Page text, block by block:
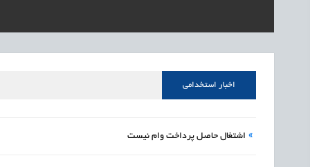
راه‌اندازی «کارخانه
1405/05/16 اشتغال و کارآفرینی رسیدن مجوز ایجاد
اخبار استخدامی
» اشتغال حاصل پرداخت وام نیست